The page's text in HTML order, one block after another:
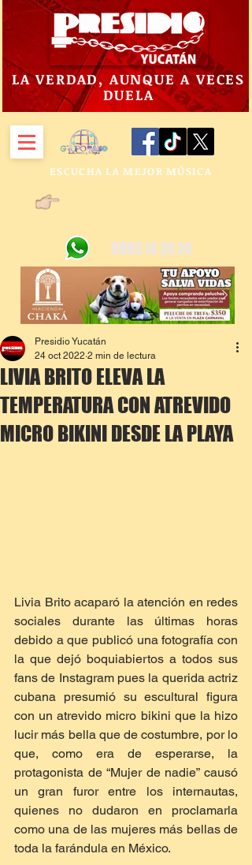
LA VERDAD, AUNQUE A VECES
DUELA
ESCUCHA LA MEJOR MÚSICA
9992 14 24 24
LIVIA BRITO ELEVA LA
TEMPERATURA CON ATREVIDO
MICRO BIKINI DESDE LA PLAYA
Presidio Yucatán
24 oct 2022 2 min de lectura
Livia Brito acaparó la atención en redes
sociales durante las últimas horas
debido a que publicó una fotografía con
la que dejó boquiabiertos a todos sus
fans de Instagram pues la querida actriz
cubana presumió su escultural figura
con un atrevido micro bikini que la hizo
lucir más bella que de costumbre, por lo
que, como era de esperarse, la
protagonista de “Mujer de nadie” causó
un gran furor entre los internautas,
quienes no dudaron en proclamarla
como una de las mujeres más bellas de
toda la farándula en México.